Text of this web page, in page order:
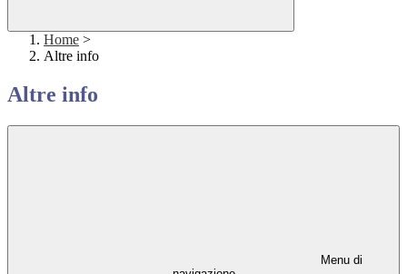
Home >
Altre info
Altre info
Menu di